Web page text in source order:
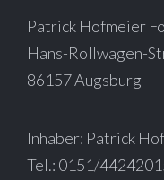
Patrick Hofmeier
Hans-Rollwagen-
86157 Augsburg
Inhaber: Patrick
Tel.: 0151/